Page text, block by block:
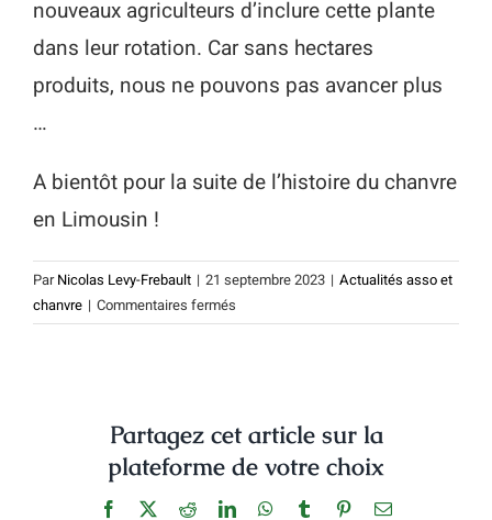
nouveaux agriculteurs d’inclure cette plante
dans leur rotation. Car sans hectares
produits, nous ne pouvons pas avancer plus
…
A bientôt pour la suite de l’histoire du chanvre
en Limousin !
ParNicolas Levy-Frebault | 21 septembre 2023 | Actualités asso et
chanvre | Commentaires fermés
Visite
la
député
nord
haute
Partagez cet article sur la
plateforme de votre choix
Facebook RedditLinkedInWhatsApp
Tumblr PinterestEmail